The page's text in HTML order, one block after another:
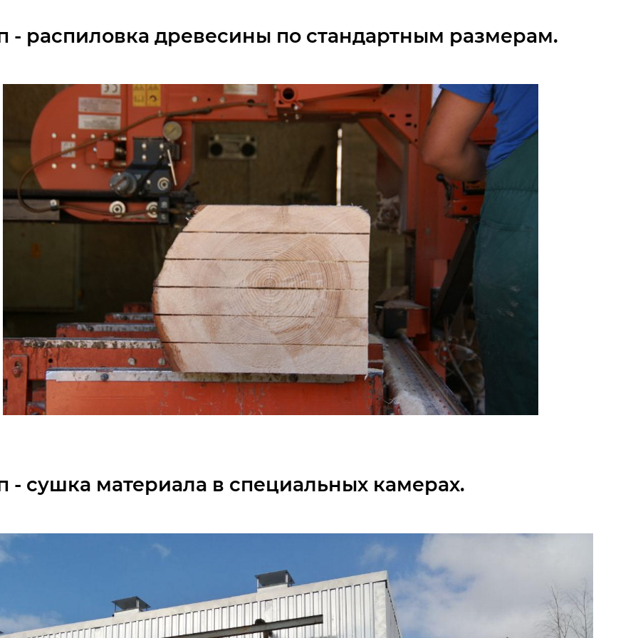
- распиловка древесины по стандартным размерам.
- сушка материала в специальных камерах.